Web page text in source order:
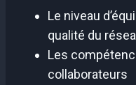
Le niveau
qualité du
Les
collaborateurs